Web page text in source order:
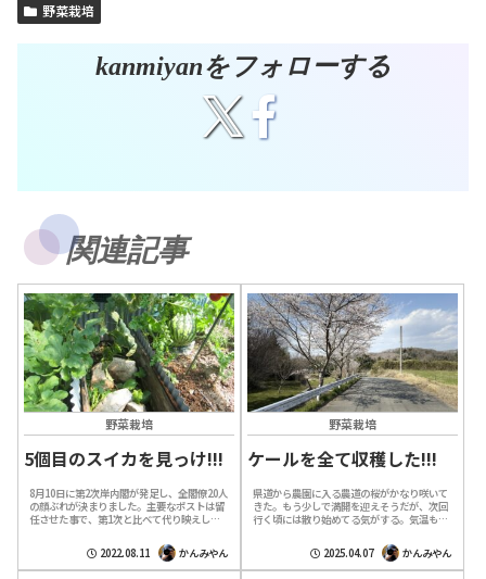
野菜栽培
kanmiyanをフォローする
関連記事
野菜栽培
5個目のスイカを見っけ!!!
8月10日に第2次岸内閣が発足し、全閣僚20人
の顔ぶれが決まりました。主要なポストは留
任させた事で、第1次と比べて代り映えしな
いるポストは有るが、林外務大臣は中...
2022.08.11 かんみやん
野菜栽培
ケールを全て収穫した!!!
県道から農園に入る農道の桜がかなり咲いて
きた。もう少しで満開を迎えそうだが、次回
行く頃には散り始めてる気がする。気温も今
せて進めて行かなくてはいけない。これか
2025.04.07 かんみやん